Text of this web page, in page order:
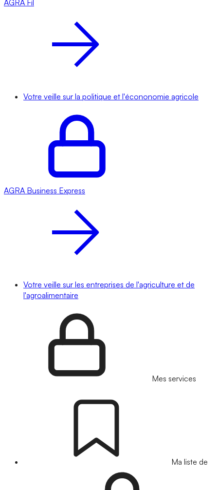
AGRA Fil
Votre veille sur la politique et l'écononomie agricole
AGRA Business Express
Votre veille sur les entreprises de l'agriculture et de
l'agroalimentaire
Mes services
Ma liste de